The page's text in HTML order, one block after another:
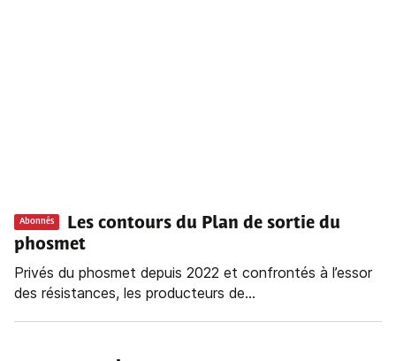
Abonnés
Les contours du Plan de sortie du
phosmet
Privés du phosmet depuis 2022 et confrontés à l’essor
des résistances, les producteurs de...